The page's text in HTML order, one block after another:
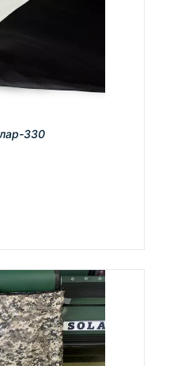
330